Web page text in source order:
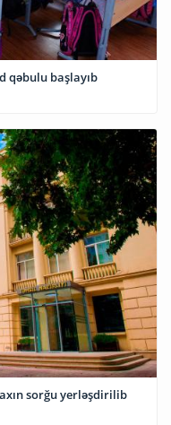
qəbulu başlayıb
sorğu yerləşdirilib